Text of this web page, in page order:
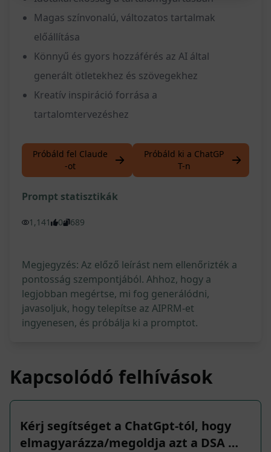
Magas színvonalú, változatos tartalmak
előállítása
Könnyű és gyors hozzáférés az AI által
generált ötletekhez és szövegekhez
Kreatív inspiráció forrása a
tartalomtervezéshez
Próbáld fel Claude
-ot
Próbáld ki a ChatGP
T-n
Prompt statisztikák
1,141 0 689
Megjegyzés: Az előző leírást nem ellenőrizték a
pontosság szempontjából. Ahhoz, hogy a
legjobban megértse, mi fog generálódni,
javasoljuk, hogy telepítse az AIPRM-et
ingyenesen, és próbálja ki a promptot.
Kapcsolódó felhívások
Kérj segítséget a ChatGpt-tól, hogy
elmagyarázza/megoldja azt a DSA …